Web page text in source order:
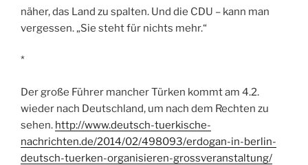
näher, das Land zu spalten. Und die CDU – kann man
vergessen. „Sie steht für nichts mehr.“
*
Der große Führer mancher Türken kommt am 4.2.
wieder nach Deutschland, um nach dem Rechten zu
sehen. http://www.deutsch-tuerkische-
nachrichten.de/2014/02/498093/erdogan-in-berlin-
deutsch-tuerken-organisieren-grossveranstaltung/